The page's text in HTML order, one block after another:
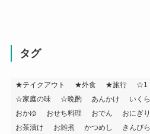
タグ
★テイクアウト ★外食 ★旅行 ☆1
☆家庭の味
☆晩酌 あんかけ いくら
おかゆ
おせち料理 おでん おにぎり
お茶漬け
お雑煮 かつめし きんぴら